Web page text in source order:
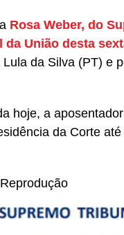
Rosa Weber, do
da União desta
da Silva (PT) e
hoje, a
da Corte até